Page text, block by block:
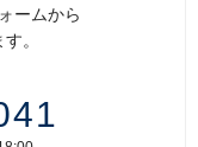
ームから
。